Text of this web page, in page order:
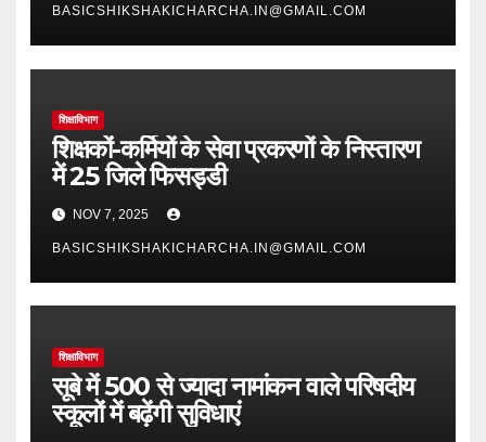
BASICSHIKSHAKICHARCHA.IN@GMAIL.COM
शिक्षाविभाग
शिक्षकों-कर्मियों के सेवा प्रकरणों के निस्तारण
में 25 जिले फिसड्डी
NOV 7, 2025
BASICSHIKSHAKICHARCHA.IN@GMAIL.COM
शिक्षाविभाग
सूबे में 500 से ज्यादा नामांकन वाले परिषदीय
स्कूलों में बढ़ेंगी सुविधाएं